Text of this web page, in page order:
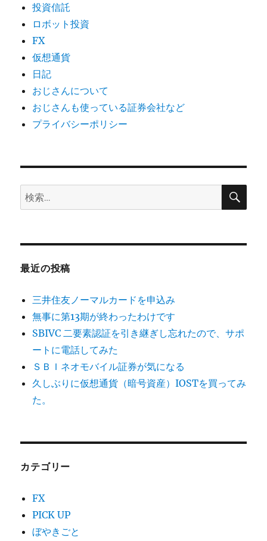
投資信託
ロボット投資
FX
仮想通貨
日記
おじさんについて
おじさんも使っている証券会社など
プライバシーポリシー
検
索:
検
最近の投稿
三井住友ノーマルカードを申込み
無事に第13期が終わったわけです
SBIVC 二要素認証を引き継ぎし忘れたので、サポ
ートに電話してみた
ＳＢＩネオモバイル証券が気になる
久しぶりに仮想通貨（暗号資産）IOSTを買ってみ
た。
カテゴリー
FX
PICK UP
ぼやきごと